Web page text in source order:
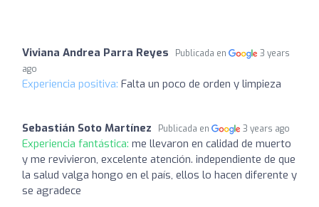
Viviana Andrea Parra Reyes Publicada en
3 years
ago
Experiencia positiva: Falta un poco de orden y limpieza
Sebastián Soto Martínez Publicada en 3 years ago
Experiencia fantástica: me llevaron en calidad de muerto
y me revivieron, excelente atención. independiente de que
la salud valga hongo en el país, ellos lo hacen diferente y
se agradece